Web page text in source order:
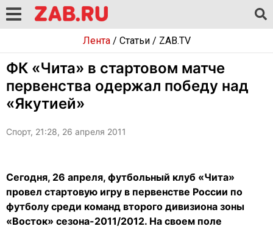
Лента/ Статьи/ ZAB.TV
ФК «Чита» в стартовом матче
первенства одержал победу над
«Якутией»
Спорт, 21:28, 26 апреля 2011
Сегодня, 26 апреля, футбольный клуб «Чита»
провел стартовую игру в первенстве России по
футболу среди команд второго дивизиона зоны
«Восток» сезона-2011/2012. На своем поле